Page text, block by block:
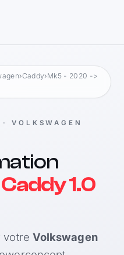
›Caddy›Mk5 - 2020 ->
VOLKSWAGEN
1.0
votre Volkswagen